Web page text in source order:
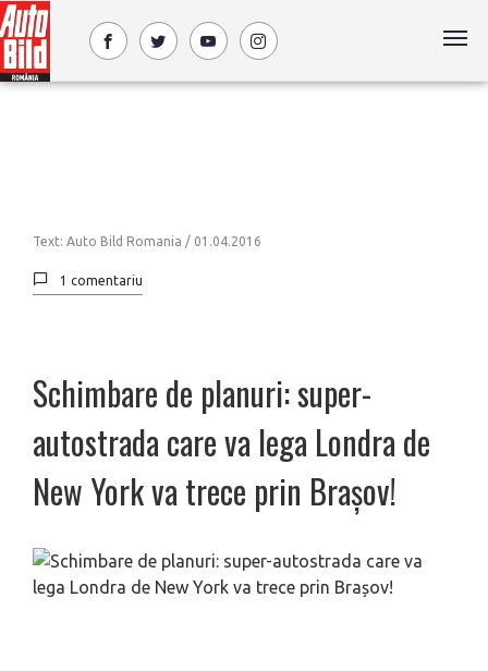
Text: Auto Bild Romania / 01.04.2016
1 comentariu
Schimbare de planuri: super-
autostrada care va lega Londra de
New York va trece prin Brașov!